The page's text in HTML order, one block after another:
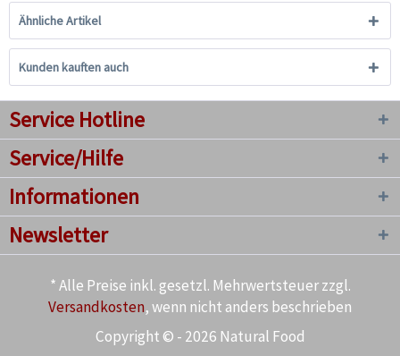
Ähnliche Artikel
Kunden kauften auch
Service Hotline
Service/Hilfe
Informationen
Newsletter
* Alle Preise inkl. gesetzl. Mehrwertsteuer zzgl.
Versandkosten, wenn nicht anders beschrieben
Copyright © - 2026 Natural Food